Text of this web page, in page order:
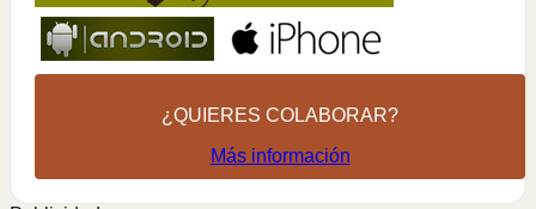
¿QUIERES COLABORAR?
Más información